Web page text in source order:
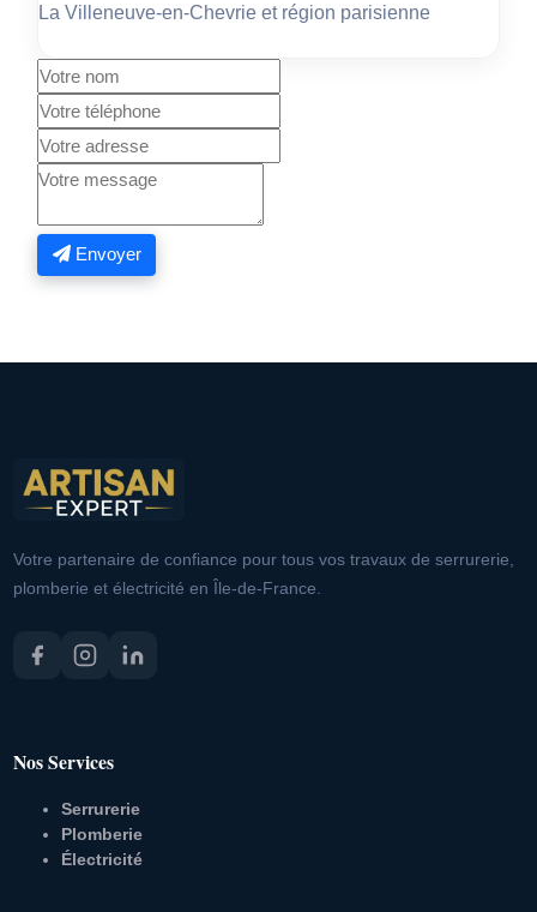
La Villeneuve-en-Chevrie et région parisienne
Envoyer
Votre partenaire de confiance pour tous vos travaux de serrurerie,
plomberie et électricité en Île-de-France.
Nos Services
Serrurerie
Plomberie
Électricité